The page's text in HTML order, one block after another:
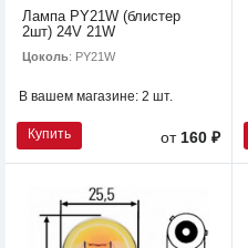
Лампа PY21W (блистер
2шт) 24V 21W
Цоколь: PY21W
В вашем магазине: 2 шт.
Купить от 160 ₽